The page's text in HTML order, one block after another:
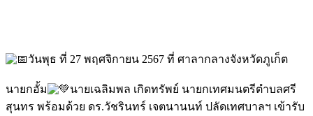
วันพุธ ที่ 27 พฤศจิกายน 2567 ที่ ศาลากลางจังหวัดภูเก็ต
นายกอั้ม
นายเฉลิมพล เกิดทรัพย์ นายกเทศมนตรีตำบลศรี
สุนทร พร้อมด้วย ดร.วัชรินทร์ เจตนานนท์ ปลัดเทศบาลฯ เข้ารับ